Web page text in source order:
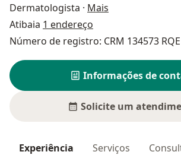
Dermatologista · Mais
Atibaia 1 endereço
Número de registro: CRM 134573
Informações de
Solicite um
Experiência Serviços